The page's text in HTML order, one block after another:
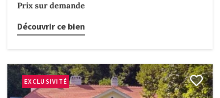
Prix sur demande
Découvrir ce bien
EXCLUSIVITÉ